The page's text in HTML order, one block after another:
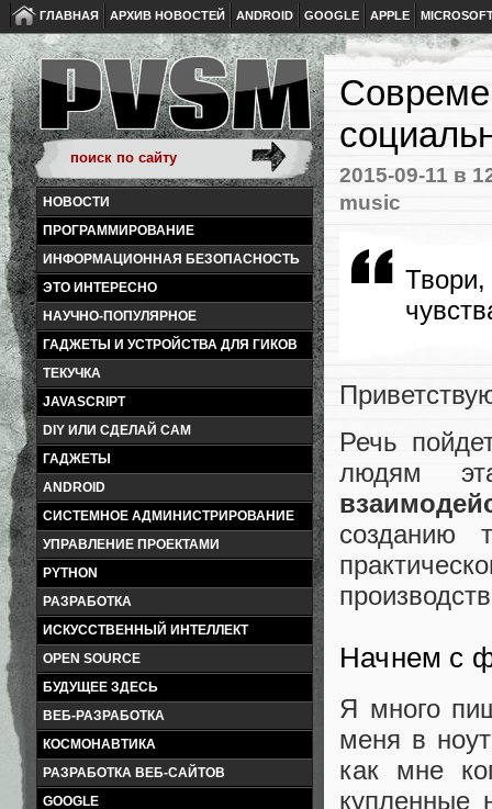
ГЛАВНАЯ АРХИВ НОВОСТЕЙ ANDROID GOOGLE APPLE
НОВОСТИ
ПРОГРАММИРОВАНИЕ
ИНФОРМАЦИОННАЯ БЕЗОПАСНОСТЬ
ЭТО ИНТЕРЕСНО
НАУЧНО-ПОПУЛЯРНОЕ
ГАДЖЕТЫ И УСТРОЙСТВА ДЛЯ ГИКОВ
ТЕКУЧКА
JAVASCRIPT
DIY ИЛИ СДЕЛАЙ САМ
ГАДЖЕТЫ
ANDROID
СИСТЕМНОЕ АДМИНИСТРИРОВАНИЕ
УПРАВЛЕНИЕ ПРОЕКТАМИ
PYTHON
РАЗРАБОТКА
ИСКУССТВЕННЫЙ ИНТЕЛЛЕКТ
OPEN SOURCE
БУДУЩЕЕ ЗДЕСЬ
ВЕБ-РАЗРАБОТКА
КОСМОНАВТИКА
РАЗРАБОТКА ВЕБ-САЙТОВ
GOOGLE
2015-09-11 в
music
Речь
людям
созданию
Начнем с
Я много
меня в
как мне
купленные